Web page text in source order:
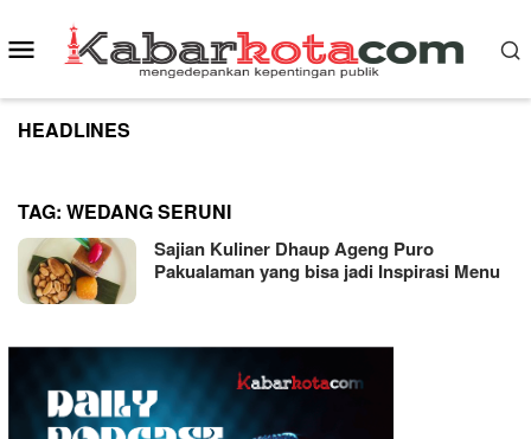
to
content
Mobile
Menu
HEADLINES
TAG: WEDANG SERUNI
Sajian Kuliner Dhaup Ageng Puro
Pakualaman yang bisa jadi Inspirasi Menu